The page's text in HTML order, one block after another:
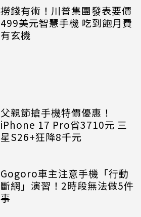
撈錢有術！川普集團發表要價
499美元智慧手機 吃到飽月費
有玄機
父親節搶手機特價優惠！
iPhone 17 Pro省3710元 三
星S26+狂降8千元
Gogoro車主注意手機「行動
斷網」演習！2時段無法做5件
事